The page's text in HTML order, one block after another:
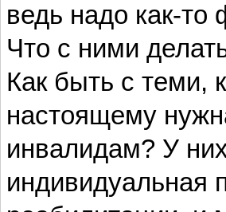
ведь надо как-то
Что с ними
Как быть с теми,
настоящему
инвалидам? У
индивидуальная